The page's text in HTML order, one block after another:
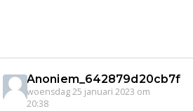
Anoniem_642879d20cb7f
woensdag 25 januari 2023 om
20:38